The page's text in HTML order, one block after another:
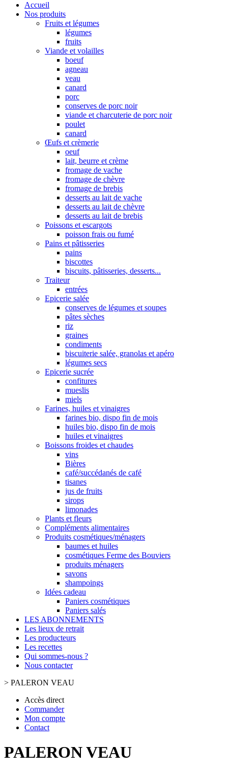
Accueil
Nos produits
Fruits et légumes
légumes
fruits
Viande et volailles
boeuf
agneau
veau
canard
porc
conserves de porc noir
viande et charcuterie de porc noir
poulet
canard
Œufs et crèmerie
oeuf
lait, beurre et crème
fromage de vache
fromage de chèvre
fromage de brebis
desserts au lait de vache
desserts au lait de chèvre
desserts au lait de brebis
Poissons et escargots
poisson frais ou fumé
Pains et pâtisseries
pains
biscottes
biscuits, pâtisseries, desserts...
Traiteur
entrées
Epicerie salée
conserves de légumes et soupes
pâtes sèches
riz
graines
condiments
biscuiterie salée, granolas et apéro
légumes secs
Epicerie sucrée
confitures
mueslis
miels
Farines, huiles et vinaigres
farines bio, dispo fin de mois
huiles bio, dispo fin de mois
huiles et vinaigres
Boissons froides et chaudes
vins
Bières
café/succédanés de café
tisanes
jus de fruits
sirops
limonades
Plants et fleurs
Compléments alimentaires
Produits cosmétiques/ménagers
baumes et huiles
cosmétiques Ferme des Bouviers
produits ménagers
savons
shampoings
Idées cadeau
Paniers cosmétiques
Paniers salés
LES ABONNEMENTS
Les lieux de retrait
Les producteurs
Les recettes
Qui sommes-nous ?
Nous contacter
> PALERON VEAU
Accès direct
Commander
Mon compte
Contact
PALERON VEAU